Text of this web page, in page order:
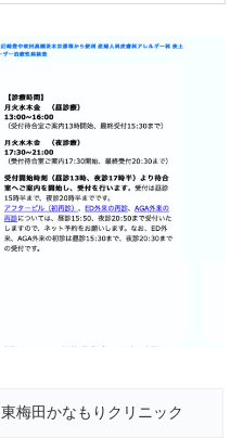
東梅田かなもりクリニック